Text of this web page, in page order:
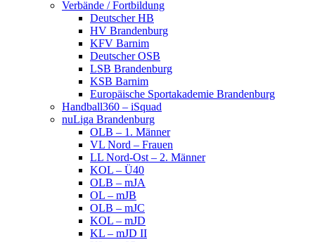
Verbände / Fortbildung
Deutscher HB
HV Brandenburg
KFV Barnim
Deutscher OSB
LSB Brandenburg
KSB Barnim
Europäische Sportakademie Brandenburg
Handball360 – iSquad
nuLiga Brandenburg
OLB – 1. Männer
VL Nord – Frauen
LL Nord-Ost – 2. Männer
KOL – Ü40
OLB – mJA
OL – mJB
OLB – mJC
KOL – mJD
KL – mJD II